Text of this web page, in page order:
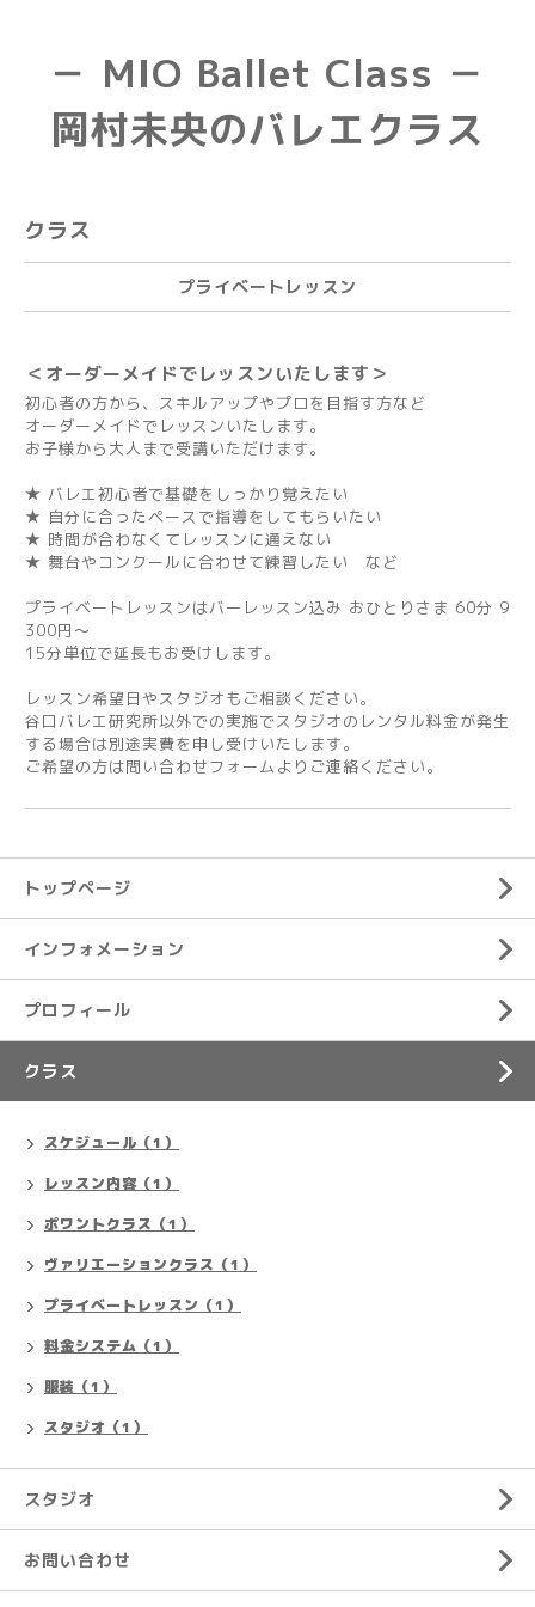
－ MIO Ballet Class －
岡村未央のバレエクラス
クラス
プライベートレッスン
＜オーダーメイドでレッスンいたします＞
初心者の方から、スキルアップやプロを目指す方など
オーダーメイドでレッスンいたします。
お子様から大人まで受講いただけます。
★ バレエ初心者で基礎をしっかり覚えたい
★ 自分に合ったペースで指導をしてもらいたい
★ 時間が合わなくてレッスンに通えない
★ 舞台やコンクールに合わせて練習したい など
プライベートレッスンはバーレッスン込み おひとりさま 60分 9
300円～
15分単位で延長もお受けします。
レッスン希望日やスタジオもご相談ください。
谷口バレエ研究所以外での実施でスタジオのレンタル料金が発生
する場合は別途実費を申し受けいたします。
ご希望の方は問い合わせフォームよりご連絡ください。
トップページ
インフォメーション
プロフィール
クラス
スケジュール（1）
レッスン内容（1）
ポワントクラス（1）
ヴァリエーションクラス（1）
プライベートレッスン（1）
料金システム（1）
服装（1）
スタジオ（1）
スタジオ
お問い合わせ